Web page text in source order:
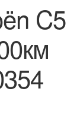
C5